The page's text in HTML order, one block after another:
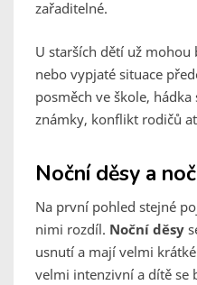
zařaditelné.
U starších dětí už mohou
nebo vypjaté situace
posměch ve škole,
známky, konflikt rodičů
Noční děsy a
Na první pohled stejné
nimi rozdíl. Noční děsy
usnutí a mají velmi
velmi intenzivní a dítě se